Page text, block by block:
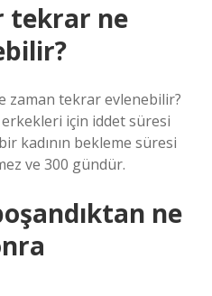
tekrar ne
zaman tekrar evlenebilir?
için iddet süresi
kadının bekleme süresi
ve 300 gündür.
ne